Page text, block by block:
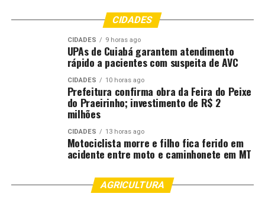
sustentabilidade da produção de soja. O cumprimento
das normas, aliado ao trabalho de orientação realizado
pelas equipes técnicas, contribui para reduzir a pressão
de doenças, proteger a produtividade e garantir maior
eficiência no manejo fitossanitário da próxima safra”,
destaca Bergamaschi.
Novas Diretrizes e Fiscalização
O gerente da Aiba trouxe um alerta importante sobre o
endurecimento das regras de fiscalização para o ciclo
de focos da planta no campo.
CIDADES
CIDADES 9 horas ago
UPAs de Cuiabá garantem atendimento
rápido a pacientes com suspeita de AVC
CIDADES 10 horas ago
Prefeitura confirma obra da Feira do Peixe
do Praeirinho; investimento de R$ 2
milhões
CIDADES 13 horas ago
Motociclista morre e filho fica ferido em
acidente entre moto e caminhonete em MT
AGRICULTURA